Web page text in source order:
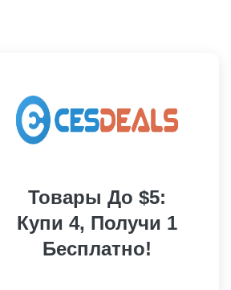
Товары До $5:
Купи 4, Получи 1
Бесплатно!